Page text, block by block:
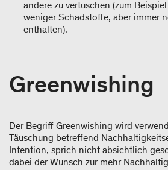
andere zu vertuschen (zum
weniger Schadstoffe, aber immer
enthalten).
Greenwishing
Der Begriff Greenwishing wird
Täuschung betreffend
Intention, sprich nicht absichtlich
dabei der Wunsch zur mehr